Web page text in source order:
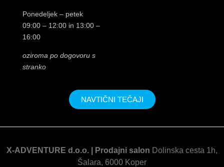
Ponedeljek – petek
09:00 – 12:00 in 13:00 –
16:00
oziroma po dogovoru s
stranko
NAVTIČNI TEČAJI
X-ADVENTURE d.o.o. | Prodajni salon Dolinska cesta 1h,
Šalara, 6000 Koper